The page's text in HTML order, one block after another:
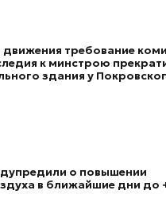
движения требование
к минстрою
здания у
о повышении
в ближайшие дни до